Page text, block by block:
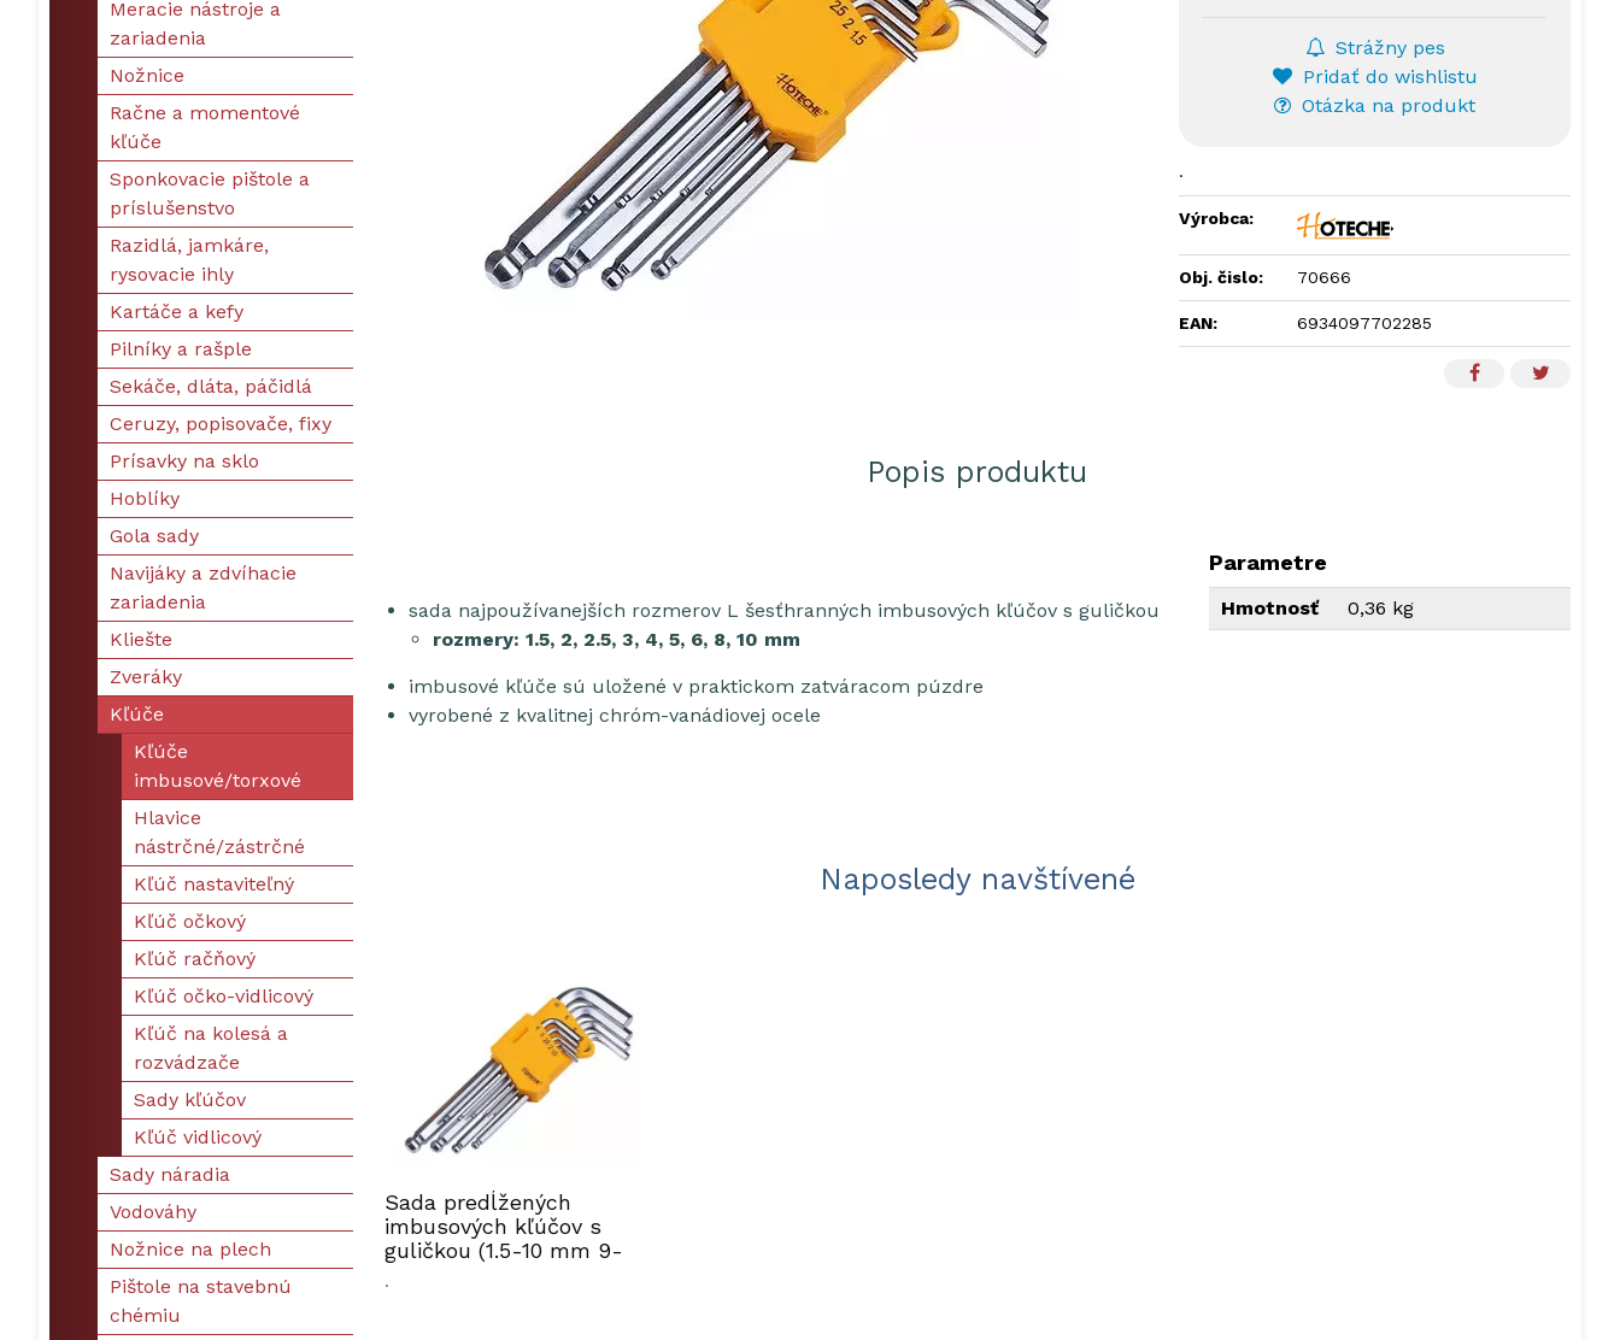
Strážny pes
Pridať do wishlistu
Otázka na produkt
.
Výrobca:
Obj. čislo: 70666
EAN: 6934097702285
Popis produktu
Parametre
Hmotnosť 0,36 kg
sada najpoužívanejších rozmerov L šesťhranných imbusových kľúčov s guličkou
rozmery: 1.5, 2, 2.5, 3, 4, 5, 6, 8, 10 mm
imbusové kľúče sú uložené v praktickom zatváracom púzdre
vyrobené z kvalitnej chróm-vanádiovej ocele
Naposledy navštívené
Sada predĺžených
imbusových kľúčov s
guličkou (1.5-10 mm 9-
.
Meracie nástroje a
zariadenia
Nožnice
Račne a momentové
kľúče
Sponkovacie pištole a
príslušenstvo
Razidlá, jamkáre,
rysovacie ihly
Kartáče a kefy
Pilníky a rašple
Sekáče, dláta, páčidlá
Ceruzy, popisovače, fixy
Prísavky na sklo
Hoblíky
Gola sady
Navijáky a zdvíhacie
zariadenia
Kliešte
Zveráky
Kľúče
Kľúče
imbusové/torxové
Hlavice
nástrčné/zástrčné
Kľúč nastaviteľný
Kľúč očkový
Kľúč račňový
Kľúč očko-vidlicový
Kľúč na kolesá a
rozvádzače
Sady kľúčov
Kľúč vidlicový
Sady náradia
Vodováhy
Nožnice na plech
Pištole na stavebnú
chémiu